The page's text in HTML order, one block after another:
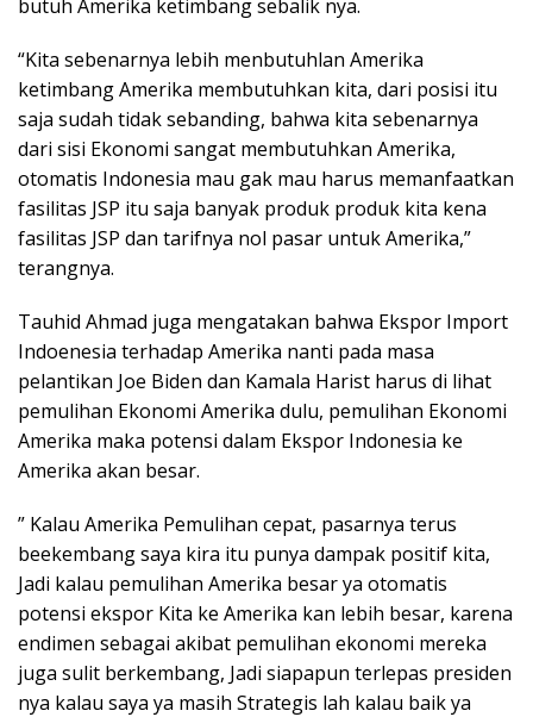
butuh Amerika ketimbang sebalik nya.
“Kita sebenarnya lebih menbutuhlan Amerika
ketimbang Amerika membutuhkan kita, dari posisi itu
saja sudah tidak sebanding, bahwa kita sebenarnya
dari sisi Ekonomi sangat membutuhkan Amerika,
otomatis Indonesia mau gak mau harus memanfaatkan
fasilitas JSP itu saja banyak produk produk kita kena
fasilitas JSP dan tarifnya nol pasar untuk Amerika,”
terangnya.
Tauhid Ahmad juga mengatakan bahwa Ekspor Import
Indoenesia terhadap Amerika nanti pada masa
pelantikan Joe Biden dan Kamala Harist harus di lihat
pemulihan Ekonomi Amerika dulu, pemulihan Ekonomi
Amerika maka potensi dalam Ekspor Indonesia ke
Amerika akan besar.
” Kalau Amerika Pemulihan cepat, pasarnya terus
beekembang saya kira itu punya dampak positif kita,
Jadi kalau pemulihan Amerika besar ya otomatis
potensi ekspor Kita ke Amerika kan lebih besar, karena
endimen sebagai akibat pemulihan ekonomi mereka
juga sulit berkembang, Jadi siapapun terlepas presiden
nya kalau saya ya masih Strategis lah kalau baik ya